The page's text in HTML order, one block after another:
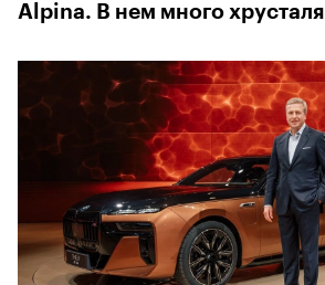
Alpina. В нем много хрусталя